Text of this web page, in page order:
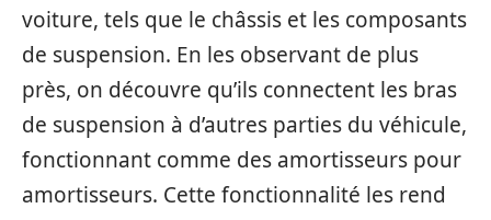
voiture, tels que le châssis et les composants
de suspension. En les observant de plus
près, on découvre qu’ils connectent les bras
de suspension à d’autres parties du véhicule,
fonctionnant comme des amortisseurs pour
amortisseurs. Cette fonctionnalité les rend